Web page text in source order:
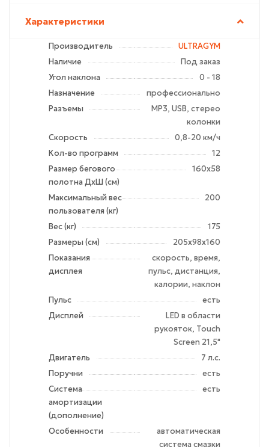
Характеристики
Производитель
ULTRAGYM
Наличие
Под заказ
Угол наклона
0 - 18
Назначение
профессиональное
Разъемы
MP3, USB, стерео
колонки
Скорость
0,8-20 км/ч
Кол-во программ
12
Размер бегового
полотна ДхШ (см)
160х58
Максимальный вес
пользователя (кг)
200
Вес (кг)
175
Размеры (см)
205х98х160
Показания
дисплея
скорость, время,
пульс, дистанция,
калории, наклон
Пульс
есть
Дисплей
LED в области
рукояток, Touch
Screen 21,5"
Двигатель
7 л.с.
Поручни
есть
Система
амортизации
(дополнение)
есть
Особенности
автоматическая
система смазки